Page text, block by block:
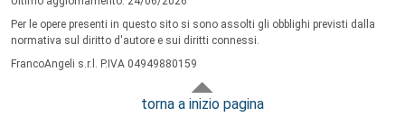
Per le opere presenti in questo sito si sono assolti gli obblighi previsti dalla
normativa sul diritto d'autore e sui diritti connessi.
FrancoAngeli s.r.l. P.IVA 04949880159
torna a inizio pagina